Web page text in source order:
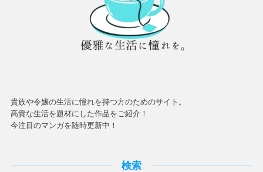
貴族や令嬢の生活に憧れを持つ方のためのサイト。
高貴な生活を題材にした作品をご紹介！
今注目のマンガを随時更新中！
検索